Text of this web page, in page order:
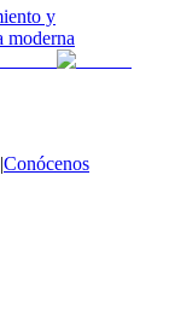
y
moderna
|Conócenos